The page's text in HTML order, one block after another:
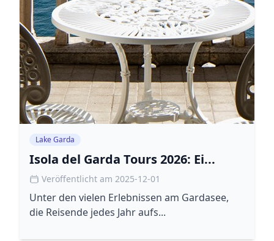
Lake Garda
Isola del Garda Tours 2026: Ei...
Veröffentlicht am 2025-12-01
Unter den vielen Erlebnissen am Gardasee,
die Reisende jedes Jahr aufs...